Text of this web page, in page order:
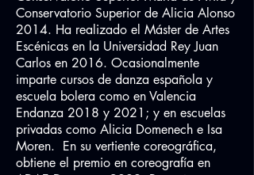
Conservatorio Superior de Alicia Alonso
2014. Ha realizado el Máster de Artes
Escénicas en la Universidad Rey Juan
Carlos en 2016. Ocasionalmente
imparte cursos de danza española y
escuela bolera como en Valencia
Endanza 2018 y 2021; y en escuelas
privadas como Alicia Domenech e Isa
Moren. En su vertiente coreográfica,
obtiene el premio en coreografía en